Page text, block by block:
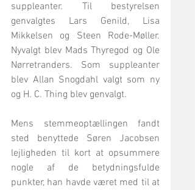
suppleanter. Til bestyrelsen
genvalgtes Lars Genild, Lisa
Mikkelsen og Steen Rode-Møller.
Nyvalgt blev Mads Thyregod og Ole
Nørretranders. Som suppleanter
blev Allan Snogdahl valgt som ny
og H. C. Thing blev genvalgt.
Mens stemmeoptællingen fandt
sted benyttede Søren Jacobsen
lejligheden til kort at opsummere
nogle af de betydningsfulde
punkter, han havde været med til at